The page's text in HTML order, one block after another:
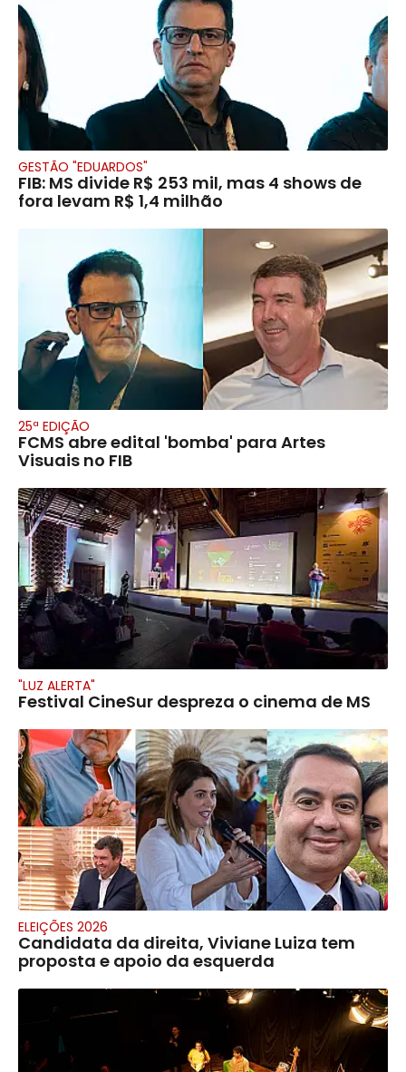
GESTÃO "EDUARDOS"
FIB: MS divide R$ 253 mil, mas 4 shows de
fora levam R$ 1,4 milhão
25ª EDIÇÃO
FCMS abre edital 'bomba' para Artes
Visuais no FIB
"LUZ ALERTA"
Festival CineSur despreza o cinema de MS
ELEIÇÕES 2026
Candidata da direita, Viviane Luiza tem
proposta e apoio da esquerda